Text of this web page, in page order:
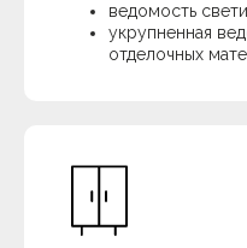
ведомость
укрупненная
отделочных